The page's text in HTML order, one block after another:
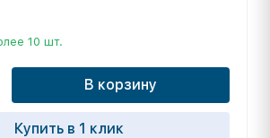
10 шт.
В корзину
Купить в 1 клик